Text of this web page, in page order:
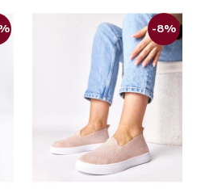
-8%